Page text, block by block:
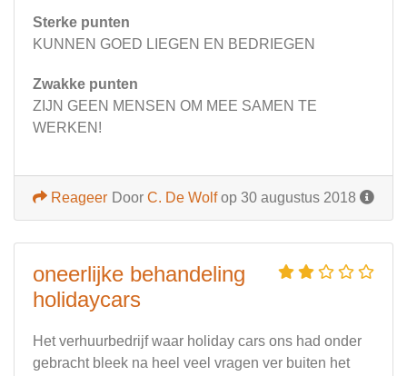
Sterke punten
KUNNEN GOED LIEGEN EN BEDRIEGEN
Zwakke punten
ZIJN GEEN MENSEN OM MEE SAMEN TE
WERKEN!
Door C. De Wolfop 30 augustus 2018
Reageer
oneerlijke behandeling
holidaycars
Het verhuurbedrijf waar holiday cars ons had onder
gebracht bleek na heel veel vragen ver buiten het